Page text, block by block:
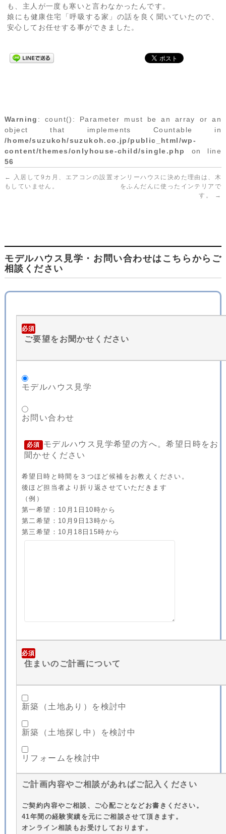
も、主人が一度も寒いと言わなかったんです。
娘にも健康住宅「呼吸する家」の話を良く聞いていたので、
安心してお任せする事ができました。
Warning : count(): Parameter must be an array or an
object that implements Countable in
/home/suzukoh/suzukoh.co.jp/public_html/wp-
content/themes/onlyhouse-child/single.php
on line
56
←
入居して9カ月、エアコンの設置
もしていません。
オンリーハウスに決めた理由は、木
をふんだんに使ったインテリアで
す。
→
モデルハウス見学・お問い合わせはこちらからご
相談ください
必須
ご要望をお聞かせください
モデルハウス見学
お問い合わせ
必須
モデルハウス見学希望の方へ。希望日時をお
聞かせください
希望日時と時間を３つほど候補をお教えください。
後ほど担当者より折り返させていただきます
（例）
第一希望：10月1日10時から
第二希望：10月9日13時から
第三希望：10月18日15時から
必須
住まいのご計画について
新築（土地あり）を検討中
新築（土地探し中）を検討中
リフォームを検討中
ご計画内容やご相談があればご記入ください
ご契約内容やご相談、ご心配ごとなどお書きください。
41年間の経験実績を元にご相談させて頂きます。
オンライン相談もお受けしております。